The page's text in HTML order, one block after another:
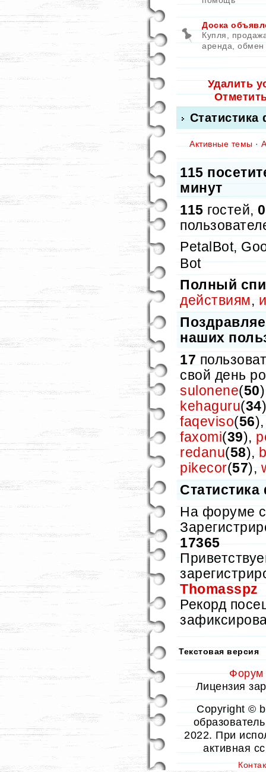
Доска
Купля,
аренда, обмен
Удалить
Активные темы ·
115
минут
115гостей,0
PetalBot,
Bot
Полный
действиям,
наших
17
свой день
sulonene(50
kehaguru(34
faqeviso(56
faxomi(39),
redanu(58),
pikecor(57),
На форуме
17365
Thomasspz
Рекорд
Текстовая версия
Форум
Лицензия
Copyright ©
2022. При
активная